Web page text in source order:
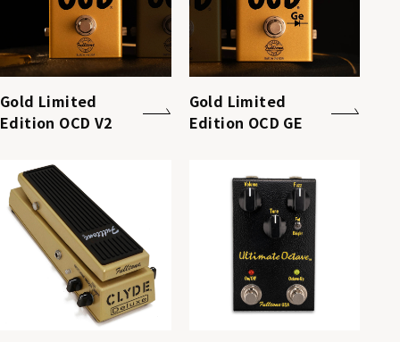
Gold Limited
Edition OCD V2
Gold Limited
Edition OCD GE